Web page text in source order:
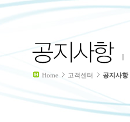
Home 고객센터 공지사항